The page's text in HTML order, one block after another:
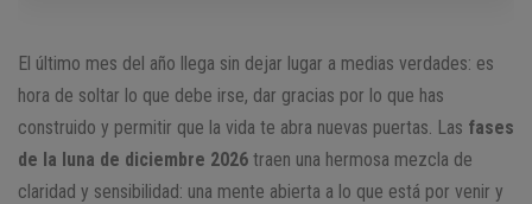
El último mes del año llega sin dejar lugar a medias verdades: es
hora de soltar lo que debe irse, dar gracias por lo que has
construido y permitir que la vida te abra nuevas puertas. Las fases
de la luna de diciembre 2026 traen una hermosa mezcla de
claridad y sensibilidad: una mente abierta a lo que está por venir y